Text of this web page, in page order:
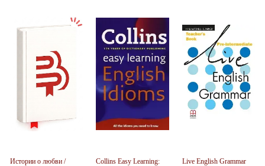
Истории о любви /
Collins Easy Learning:
Live English Grammar